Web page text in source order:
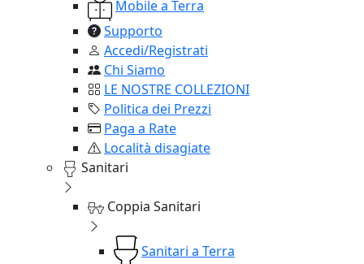
Mobile a Terra
Supporto
Accedi/Registrati
Chi Siamo
LE NOSTRE COLLEZIONI
Politica dei Prezzi
Paga a Rate
Località disagiate
Sanitari
Coppia Sanitari
Sanitari a Terra